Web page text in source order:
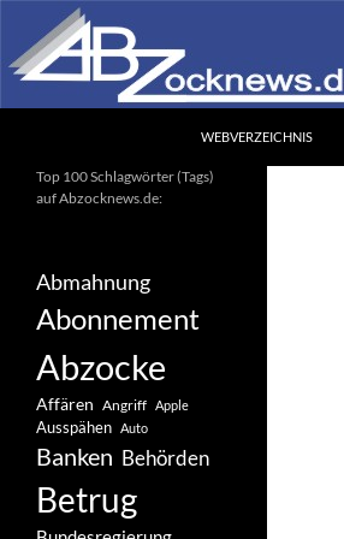
Inhalt
springen
WEBVERZEICHNIS
Ihr unabhängiges
Informationsportal
Top 100 Schlagwörter (Tags)
auf Abzocknews.de:
Abmahnung
Abonnement
Abzocke
Affären Angriff Apple
Ausspähen Auto
Banken Behörden
Betrug